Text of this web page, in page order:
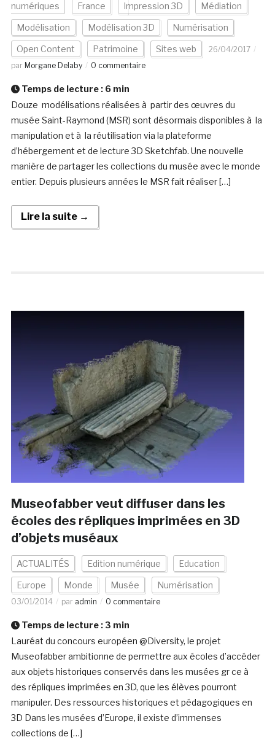
numériques France Impression 3D Médiation
Modélisation Modélisation 3D Numérisation
Open Content Patrimoine Sites web
26/04/2017
par Morgane Delaby 0 commentaire
Temps de lecture : 6 min
Douze modélisations réalisées à partir des œuvres du
musée Saint-Raymond (MSR) sont désormais disponibles à la
manipulation et à la réutilisation via la plateforme
d’hébergement et de lecture 3D Sketchfab. Une nouvelle
manière de partager les collections du musée avec le monde
entier. Depuis plusieurs années le MSR fait réaliser […]
Lire la suite →
Museofabber veut diffuser dans les
écoles des répliques imprimées en 3D
d’objets muséaux
ACTUALITÉS Edition numérique Education
Europe Monde Musée Numérisation
03/01/2014 par admin 0 commentaire
Temps de lecture : 3 min
Lauréat du concours européen @Diversity, le projet
Museofabber ambitionne de permettre aux écoles d’accéder
aux objets historiques conservés dans les musées gr ce à
des répliques imprimées en 3D, que les élèves pourront
manipuler. Des ressources historiques et pédagogiques en
3D Dans les musées d’Europe, il existe d’immenses
collections de […]